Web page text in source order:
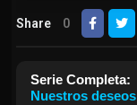
Share 0
Serie Completa:
Nuestros deseos